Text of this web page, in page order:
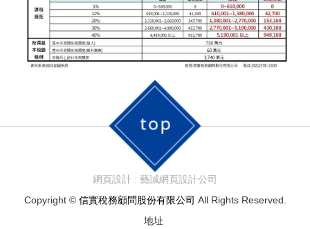
網頁設計 : 藝誠網頁設計公司
Copyright © 信實稅務顧問股份有限公司 All Rights Reserved.
地址